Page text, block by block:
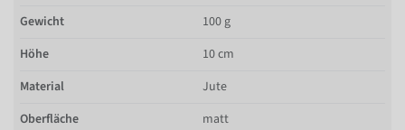
Gewicht
100 g
Höhe
10 cm
Material
Jute
Oberfläche
matt